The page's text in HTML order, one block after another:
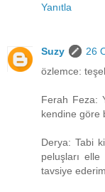
Yanıtla
Suzy
26
özlemce:
Ferah Feza:
kendine göre
Derya: Tabi
peluşları
tavsiye ederim.